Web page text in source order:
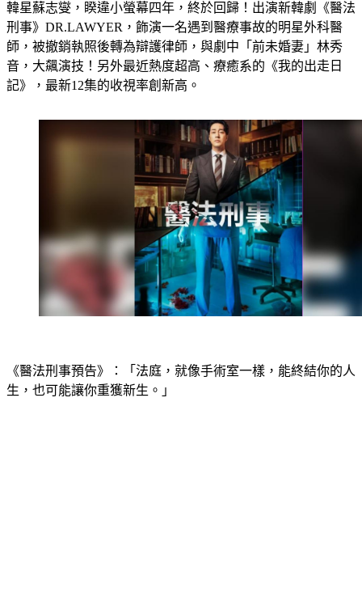
刑事》DR.LAWYER，飾演一名遇到醫療事故的明星外科醫
師，被撤銷執照後轉為辯護律師，與劇中「前未婚妻」林秀
音，大飆演技！另外最近熱度超高、療癒系的《我的出走日
記》，最新12集的收視率創新高。
生，也可能讓你重獲新生。」